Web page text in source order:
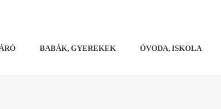
BABÁK, GYEREKEK ÓVODA, ISKOLA